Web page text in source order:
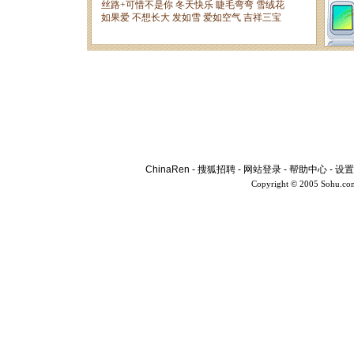
ChinaRen - 搜狐招聘 - 网站登录 - 帮助中心 - 设
Copyright © 2005